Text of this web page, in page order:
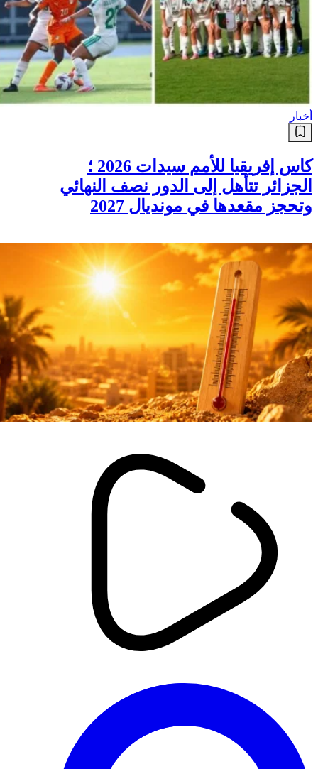
أخبار
كاس إفريقيا للأمم سيدات 2026 ؛
الجزائر تتأهل إلى الدور نصف النهائي
وتحجز مقعدها في مونديال 2027